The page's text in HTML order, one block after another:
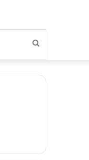
for